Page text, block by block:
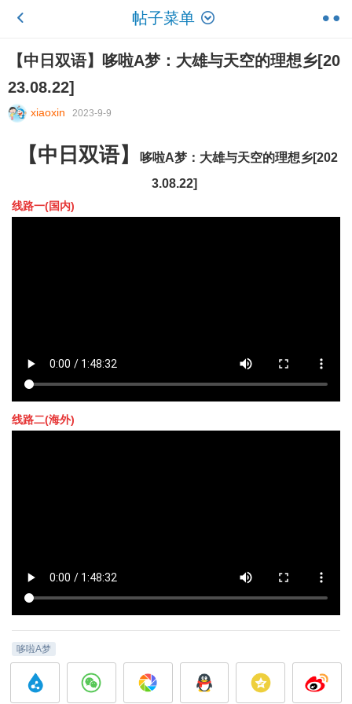
帖子菜单
【中日双语】哆啦A梦：大雄与天空的理想乡[20
23.08.22]
xiaoxin 2023-9-9
【中日双语】
哆啦A梦：大雄与天空的理想乡[202
3.08.22]
线路一(国内)
线路二(海外)
哆啦A梦